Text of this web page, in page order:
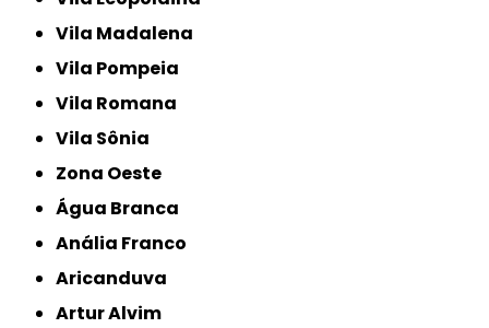
Vila Madalena
Vila Pompeia
Vila Romana
Vila Sônia
Zona Oeste
Água Branca
Anália Franco
Aricanduva
Artur Alvim